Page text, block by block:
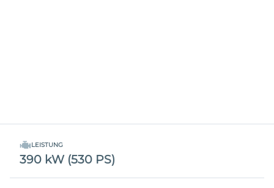
LEISTUNG
390 kW (530 PS)